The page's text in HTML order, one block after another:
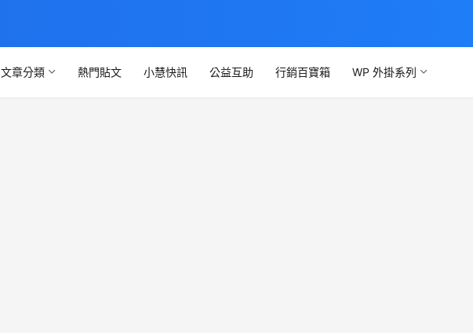
文章分類 熱門貼文 小慧快訊 公益互助 行銷百寶箱 WP 外掛系列